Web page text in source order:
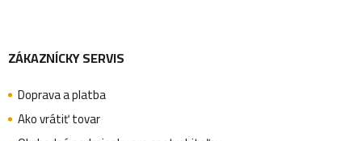
á
p
ZÁKAZNÍCKY SERVIS
Doprava a platba
Ako vrátiť tovar